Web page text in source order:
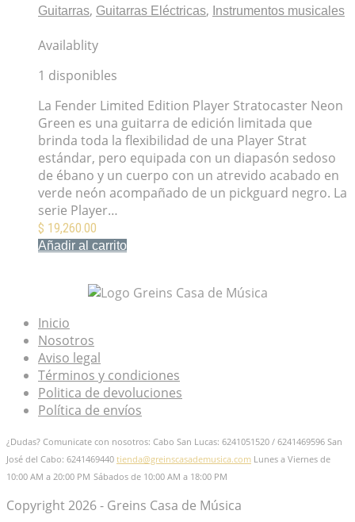
Guitarras, Guitarras Eléctricas, Instrumentos musicales
Availablity
1 disponibles
La Fender Limited Edition Player Stratocaster Neon
Green es una guitarra de edición limitada que
brinda toda la flexibilidad de una Player Strat
estándar, pero equipada con un diapasón sedoso
de ébano y un cuerpo con un atrevido acabado en
verde neón acompañado de un pickguard negro. La
serie Player…
$ 19,260.00
Añadir al carrito
Inicio
Nosotros
Aviso legal
Términos y condiciones
Politica de devoluciones
Política de envíos
¿Dudas? Comunicate con nosotros: Cabo San Lucas: 6241051520 / 6241469596 San
José del Cabo: 6241469440 tienda@greinscasademusica.com Lunes a Viernes de
10:00 AM a 20:00 PM Sábados de 10:00 AM a 18:00 PM
Copyright 2026 - Greins Casa de Música